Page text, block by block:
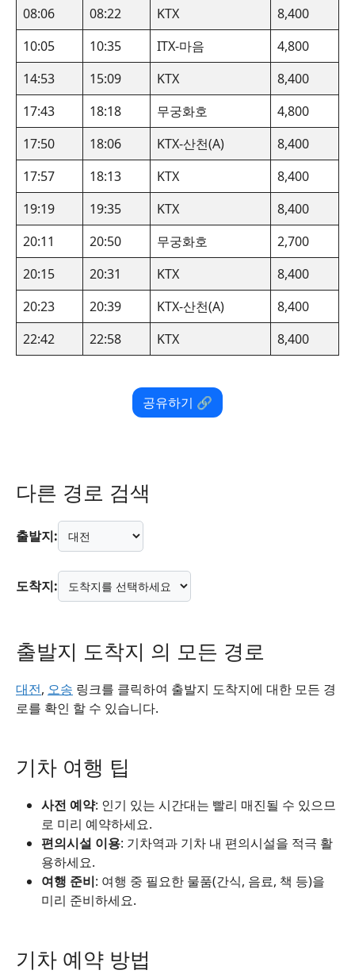
08:06 08:22 KTX
8,400
10:05
10:35 ITX-마음
4,800
14:53
15:09 KTX
8,400
17:43
18:18 무궁화호
4,800
17:50
18:06 KTX-산천(A)
8,400
17:57
18:13 KTX
8,400
19:19
19:35 KTX
8,400
20:11
20:50 무궁화호
2,700
20:15
20:31 KTX
8,400
20:23
20:39 KTX-산천(A)
8,400
22:42
22:58 KTX 8,400
공유하기 🔗
다른 경로 검색
출발지:
도착지:
출발지 도착지 의 모든 경로
대전, 오송 링크를 클릭하여 출발지 도착지에 대한 모든 경
로를 확인 할 수 있습니다.
기차 여행 팁
사전 예약: 인기 있는 시간대는 빨리 매진될 수 있으므
로 미리 예약하세요.
편의시설 이용: 기차역과 기차 내 편의시설을 적극 활
용하세요.
여행 준비: 여행 중 필요한 물품(간식, 음료, 책 등)을
미리 준비하세요.
기차 예약 방법